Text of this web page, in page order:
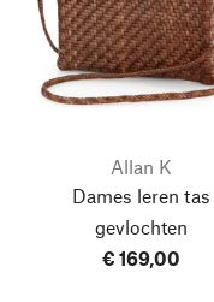
Allan K
Dames leren tas
gevlochten
€ 169,00